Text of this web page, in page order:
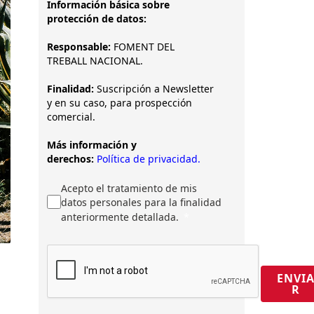
Información básica sobre
protección de datos:
Responsable: FOMENT DEL
TREBALL NACIONAL.
Finalidad: Suscripción a Newsletter
y en su caso, para prospección
comercial.
Más información y
derechos: Política de privacidad.
Acepto el tratamiento de mis
datos personales para la finalidad
anteriormente detallada.
ENVIA
R